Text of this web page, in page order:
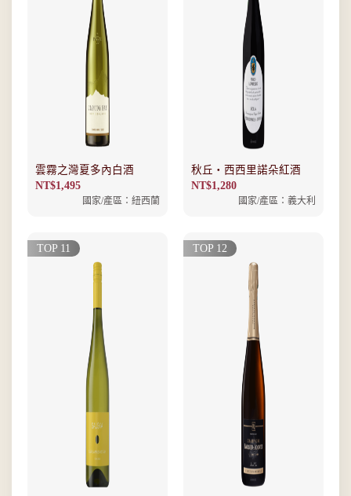
雲霧之灣夏多內白酒
NT$1,495
國家/產區：紐西蘭
秋丘‧西西里諾朵紅酒
NT$1,280
國家/產區：義大利
TOP 11 TOP 12